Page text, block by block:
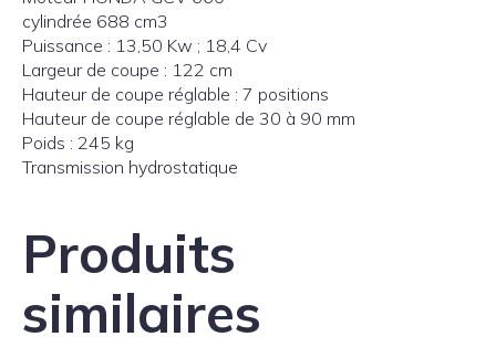
cylindrée 688 cm3
Puissance : 13,50 Kw ; 18,4 Cv
Largeur de coupe : 122 cm
Hauteur de coupe réglable : 7 positions
Hauteur de coupe réglable de 30 à 90 mm
Poids : 245 kg
Transmission hydrostatique
Produits
similaires